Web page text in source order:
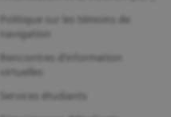
Politique sur les témoins de
navigation
Rencontres d'information
virtuelles
Services étudiants